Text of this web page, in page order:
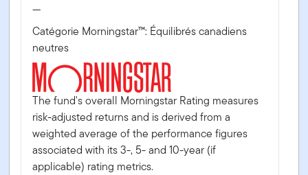
—
Catégorie Morningstar™: Équilibrés canadiens
neutres
The fund's overall Morningstar Rating measures
risk-adjusted returns and is derived from a
weighted average of the performance figures
associated with its 3-, 5- and 10-year (if
applicable) rating metrics.